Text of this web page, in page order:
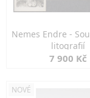
Nemes Endre -
litografií
7 900 Kč
NOVÉ